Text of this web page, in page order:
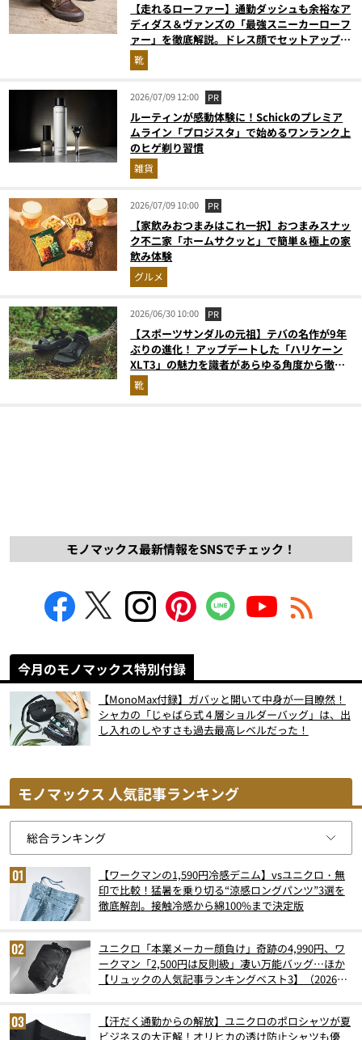
【走れるローファー】通勤ダッシュも余裕なア
ディダス＆ヴァンズの「最強スニーカーローフ
ァー」を徹底解説。ドレス顔でセットアップに
も◎
靴
2026/07/09 12:00 PR
ルーティンが感動体験に！Schickのプレミア
ムライン「プロジスタ」で始めるワンランク上
のヒゲ剃り習慣
雑貨
2026/07/09 10:00 PR
【家飲みおつまみはこれ一択】おつまみスナッ
ク不二家「ホームサクッと」で簡単＆極上の家
飲み体験
グルメ
2026/06/30 10:00 PR
【スポーツサンダルの元祖】テバの名作が9年
ぶりの進化！ アップデートした「ハリケーン
XLT3」の魅力を識者があらゆる角度から徹底
解説！
靴
モノマックス最新情報をSNSでチェック！
今月のモノマックス特別付録
【MonoMax付録】ガバッと開いて中身が一目瞭然！
シャカの「じゃばら式４層ショルダーバッグ」は、出
し入れのしやすさも過去最高レベルだった！
モノマックス 人気記事ランキング
【ワークマンの1,590円冷感デニム】vsユニクロ・無
印で比較！猛暑を乗り切る“涼感ロングパンツ”3選を
徹底解剖。接触冷感から綿100%まで決定版
ユニクロ「本業メーカー顔負け」奇跡の4,990円、ワ
ークマン「2,500円は反則級」凄い万能バッグ…ほか
【リュックの人気記事ランキングベスト3】（2026年
【汗だく通勤からの解放】ユニクロのポロシャツが夏
ビジネスの大正解！オリヒカの透け防止シャツも優